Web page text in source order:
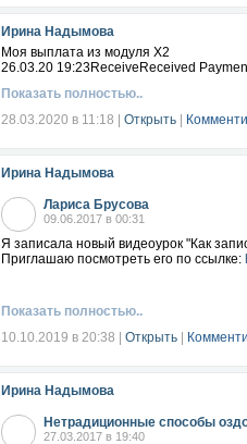
Ирина Надымова
Моя выплата из модуля Х2
26.03.20 19:23ReceiveReceived
Показать полностью..
28.03.2020 в 11:18
Открыть
Ирина Надымова
Лариса Брусова
09.06.2017 в 00:31
Я записала новый видеоурок "Как
Приглашаю посмотреть его по ссылке:
Показать полностью..
10.10.2019 в 20:38
Открыть
Ирина Надымова
Нетрадиционные способы
27.03.2017 в 19:40